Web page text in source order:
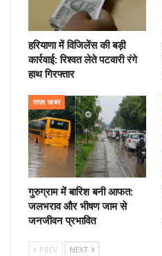
हरियाणा में विजिलेंस की बड़ी
कार्रवाई: रिश्वत लेते पटवारी रंगे
हाथ गिरफ्तार
ताज़ा खबर
गुरुग्राम में बारिश बनी आफत:
जलभराव और भीषण जाम से
जनजीवन प्रभावित
PREV NEXT